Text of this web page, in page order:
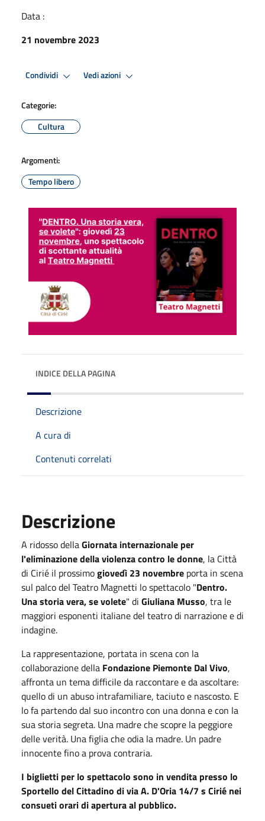
Data :
21 novembre 2023
Condividi Vedi azioni
Categorie:
Cultura
Argomenti:
Tempo libero
INDICE DELLA PAGINA
Descrizione
A cura di
Contenuti correlati
Descrizione
A ridosso dellaGiornata internazionale per
l'eliminazione della violenza contro le donne, la Città
di Cirié il prossimogiovedì 23 novembre porta in scena
sul palco del Teatro Magnetti lo spettacolo "Dentro.
Una storia vera, se volete" di Giuliana Musso, tra le
maggiori esponenti italiane del teatro di narrazione e di
indagine.
La rappresentazione, portata in scena con la
collaborazione della Fondazione Piemonte Dal Vivo,
affronta un tema difficile da raccontare e da ascoltare:
quello di un abuso intrafamiliare, taciuto e nascosto. E
lo fa partendo dal suo incontro con una donna e con la
sua storia segreta. Una madre che scopre la peggiore
delle verità. Una figlia che odia la madre. Un padre
innocente fino a prova contraria.
I biglietti per lo spettacolo sono in vendita presso lo
Sportello del Cittadino di via A. D'Oria 14/7 s Cirié nei
consueti orari di apertura al pubblico.